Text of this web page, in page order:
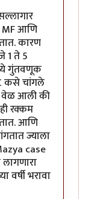
MF आणि
कारण
1 ते 5
गुंतवणूक
कसे चांगले
वेळ आली की
रक्कम
आणि
ज्याला
case
भरावा